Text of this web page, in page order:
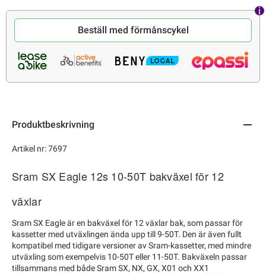
Beställ med förmånscykel
Produktbeskrivning
Artikel nr: 7697
Sram SX Eagle 12s 10-50T bakväxel för 12
växlar
Sram SX Eagle är en bakväxel för 12 växlar bak, som passar för
kassetter med utväxlingen ända upp till 9-50T. Den är även fullt
kompatibel med tidigare versioner av Sram-kassetter, med mindre
utväxling som exempelvis 10-50T eller 11-50T. Bakväxeln passar
tillsammans med både Sram SX, NX, GX, X01 och XX1